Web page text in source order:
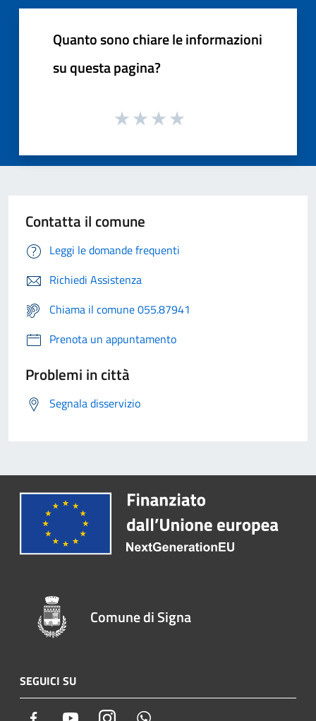
Quanto sono chiare le informazioni
su questa pagina?
Contatta il comune
Leggi le domande frequenti
Richiedi Assistenza
Chiama il comune 055.87941
Prenota un appuntamento
Problemi in città
Segnala disservizio
Comune di Signa
SEGUICI SU
Facebook YoutubeInstagram